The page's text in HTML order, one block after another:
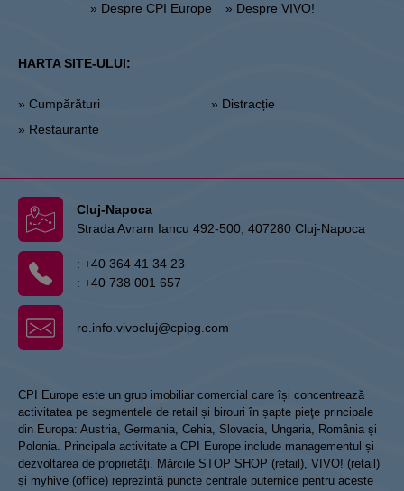
» Despre CPI Europe » Despre VIVO!
HARTA SITE-ULUI:
» Cumpărături
» Restaurante
» Distracție
Cluj-Napoca
Strada Avram Iancu 492-500, 407280 Cluj-Napoca
: +40 364 41 34 23
: +40 738 001 657
ro.info.vivocluj@cpipg.com
CPI Europe este un grup imobiliar comercial care își concentrează
activitatea pe segmentele de retail și birouri în șapte pieţe principale
din Europa: Austria, Germania, Cehia, Slovacia, Ungaria, România și
Polonia. Principala activitate a CPI Europe include managementul și
dezvoltarea de proprietăți. Mărcile STOP SHOP (retail), VIVO! (retail)
și myhive (office) reprezintă puncte centrale puternice pentru aceste